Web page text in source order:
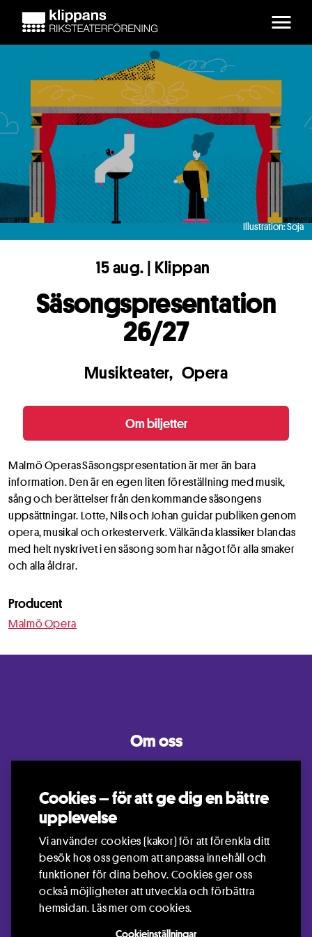
Cookies – för att ge dig en bättre
upplevelse
Vi använder cookies (kakor) för att förenkla ditt
besök hos oss genom att anpassa innehåll och
funktioner för dina behov. Cookies ger oss
också möjligheter att utveckla och förbättra
hemsidan.Läs mer om cookies.
Cookieinställningar
Illustration: Soja
15 aug. | Klippan
Säsongspresentation
26/27
Musikteater Opera
Om biljetter
Malmö Operas Säsongspresentation är mer än bara
information. Den är en egen liten föreställning med musik,
sång och berättelser från den kommande säsongens
uppsättningar. Lotte, Nils och Johan guidar publiken genom
opera, musikal och orkesterverk. Välkända klassiker blandas
med helt nyskrivet i en säsong som har något för alla smaker
och alla åldrar.
Producent
Malmö Opera
Om oss
Bli medlem
Kontakt
Klippans Riksteaterförening
072-9426520
klippan.riksteaterforening@gmail.com